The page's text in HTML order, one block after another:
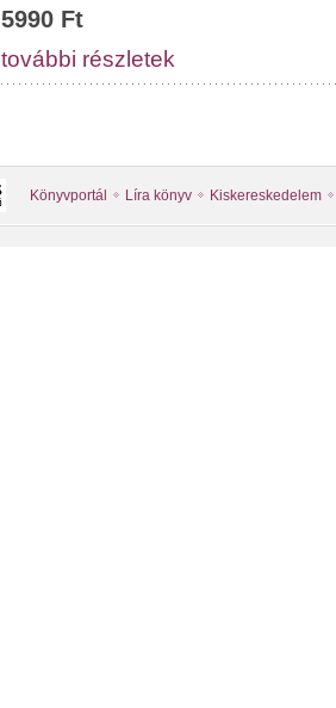
5990 Ft
további részletek
Könyvportál Líra könyv Kiskereskedelem